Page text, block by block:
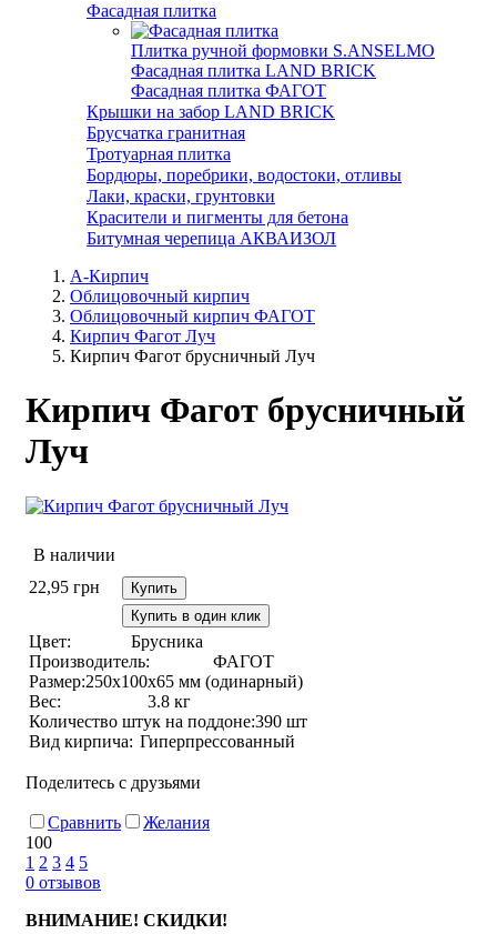
Фасадная плитка
Плитка ручной формовки S.ANSELMO
Фасадная плитка LAND BRICK
Фасадная плитка ФАГОТ
Крышки на забор LAND BRICK
Брусчатка гранитная
Тротуарная плитка
Бордюры, поребрики, водостоки, отливы
Лаки, краски, грунтовки
Красители и пигменты для бетона
Битумная черепица АКВАИЗОЛ
А-Кирпич
Облицовочный кирпич
Облицовочный кирпич ФАГОТ
Кирпич Фагот Луч
Кирпич Фагот брусничный Луч
Кирпич Фагот брусничный
Луч
В наличии
22,95 грн
Купить
Купить в один клик
Цвет:
Брусника
Производитель:
ФАГОТ
Размер:250х100х65 мм (одинарный)
Вес:
3.8 кг
Количество штук на поддоне:390 шт
Вид кирпича: Гиперпрессованный
Поделитесь с друзьями
Сравнить
Желания
100
1 2 3 4 5
0 отзывов
ВНИМАНИЕ! СКИДКИ!